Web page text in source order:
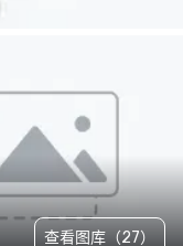
查看图库（27）